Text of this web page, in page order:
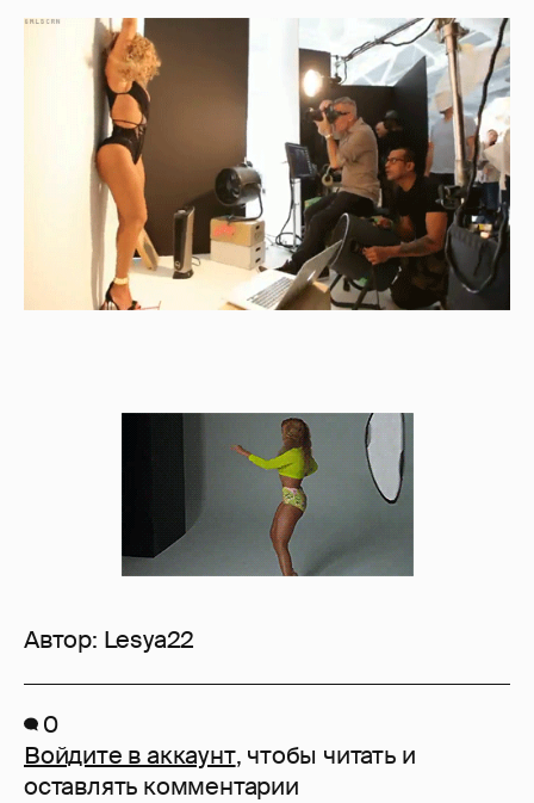
Автор: Lesya22
0
Войдите в аккаунт, чтобы читать и
оставлять комментарии